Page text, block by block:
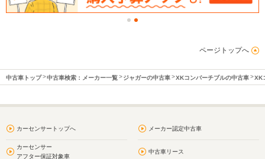
ページトップへ
中古車トップ 中古車検索：メーカー一覧 ジャガーの中古車 XKコンバーチブルの中古車 XK
カーセンサートップへ メーカー認定中古車
カーセンサー
アフター保証対象車
中古車リース